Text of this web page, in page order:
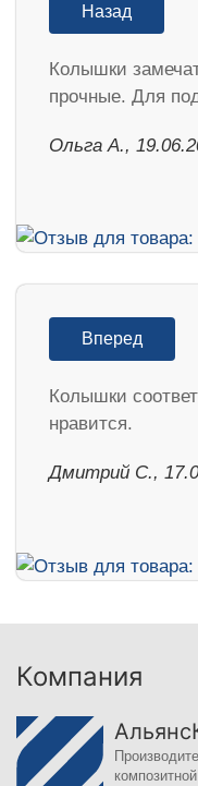
Назад
Колышки
прочные. Для
Ольга А.,
Вперед
Колышки
нравится.
Дмитрий С.,
Компания